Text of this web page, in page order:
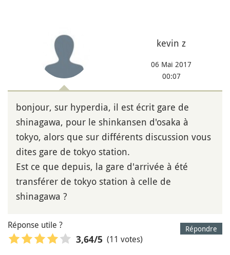
kevin z
06 Mai 2017
00:07
bonjour, sur hyperdia, il est écrit gare de
shinagawa, pour le shinkansen d'osaka à
tokyo, alors que sur différents discussion vous
dites gare de tokyo station.
Est ce que depuis, la gare d'arrivée à été
transférer de tokyo station à celle de
shinagawa ?
Répondre
Réponse utile ?
3,64/5 (11 votes)